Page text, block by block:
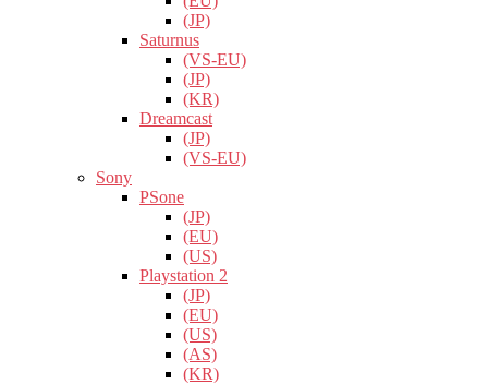
(JP)
Saturnus
(VS-EU)
(JP)
(KR)
Dreamcast
(JP)
(VS-EU)
Sony
PSone
(JP)
(EU)
(US)
Playstation 2
(JP)
(EU)
(US)
(AS)
(KR)